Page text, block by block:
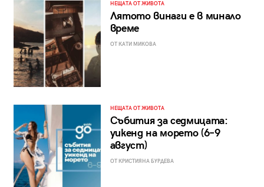
НЕЩАТА ОТ ЖИВОТА
Лятото винаги е в минало
време
ОТ КАТИ МИКОВА
НЕЩАТА ОТ ЖИВОТА
Събития за седмицата:
уикенд на морето (6–9
август)
ОТ КРИСТИЯНА БУРДЕВА